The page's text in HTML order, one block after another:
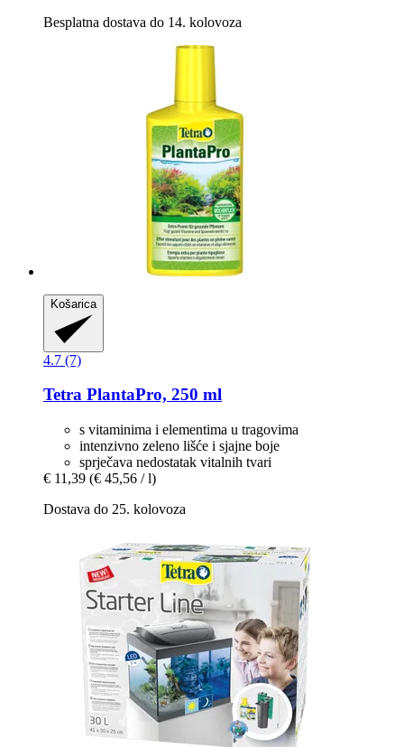
Besplatna dostava do 14. kolovoza
Košarica
4.7 (7)
Tetra PlantaPro, 250 ml
s vitaminima i elementima u tragovima
intenzivno zeleno lišće i sjajne boje
sprječava nedostatak vitalnih tvari
€ 11,39 (€ 45,56 / l)
Dostava do 25. kolovoza